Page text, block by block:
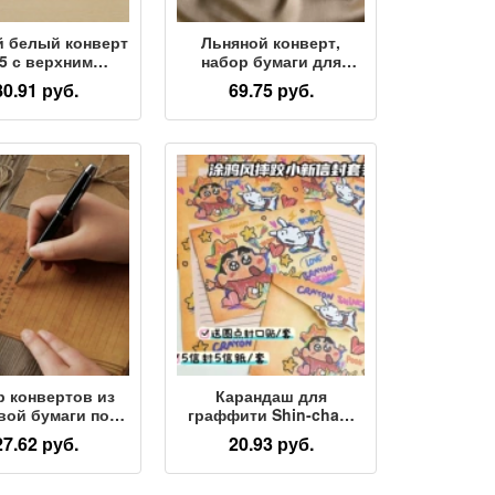
белый конверт
с верхним
в
стиле
4 × 9
с боковым
руб.
Льняной конверт,
набор бумаги для
писем, книга в стиле
ретро, специальная
бумага из воловьей
стиле,
пригласительная
открытка, конверт с
огненной краской
69.75 руб.
конвертов из
бумаги под
с любовным
в стиле ретро
А5,
руб.
Карандаш для
граффити Shin-chan,
набор конвертов для
писем, благословение,
памятный подарок,
20.93 руб.